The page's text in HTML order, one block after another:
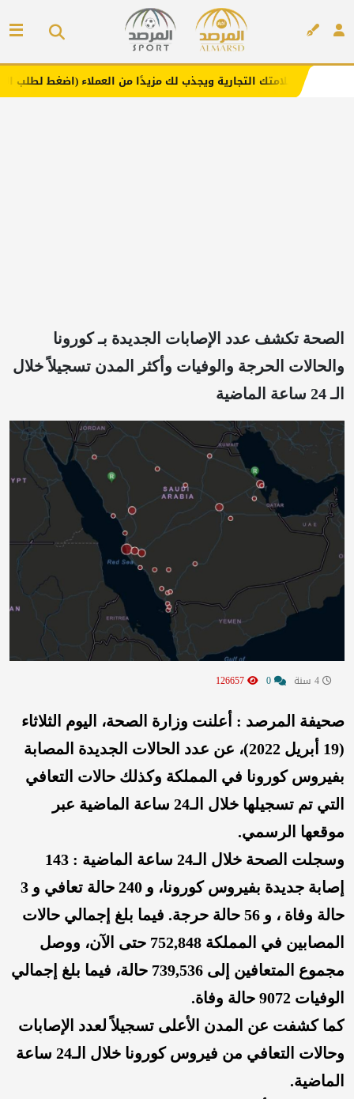
التجارية ويجذب لك مزيدًا من العملاء (اضغط لطلب الإعلان)
الصحة تكشف عدد الإصابات الجديدة بـ كورونا
والحالات الحرجة والوفيات وأكثر المدن تسجيلاً خلال
الـ 24 ساعة الماضية
صحيفة المرصد : أعلنت وزارة الصحة، اليوم الثلاثاء
(19 أبريل 2022)، عن عدد الحالات الجديدة المصابة
بفيروس كورونا في المملكة وكذلك حالات التعافي
التي تم تسجيلها خلال الـ24 ساعة الماضية عبر
موقعها الرسمي.
وسجلت الصحة خلال الـ24 ساعة الماضية : 143
إصابة جديدة بفيروس كورونا، و 240 حالة تعافي و 3
حالة وفاة ، و 56 حالة حرجة. فيما بلغ إجمالي حالات
المصابين في المملكة 752,848 حتى الآن، ووصل
مجموع المتعافين إلى 739,536 حالة، فيما بلغ إجمالي
الوفيات 9072 حالة وفاة.
كما كشفت عن المدن الأعلى تسجيلاً لعدد الإصابات
وحالات التعافي من فيروس كورونا خلال الـ24 ساعة
الماضية.